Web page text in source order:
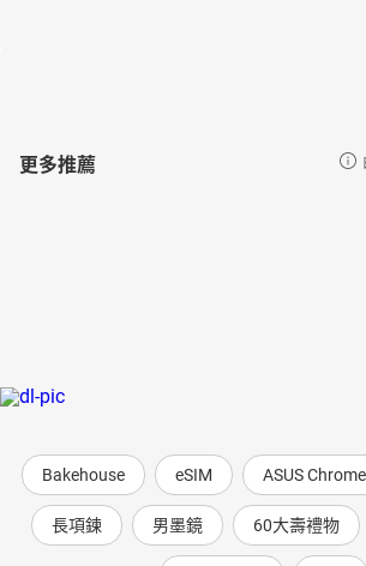
更多推薦
Bakehouse eSIM ASUS
長項鍊 男墨鏡 60大壽禮物